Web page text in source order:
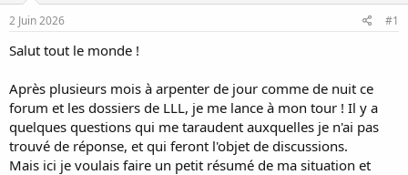
e
p
b
2 Juin 2026 #1
Salut tout le monde !
Après plusieurs mois à arpenter de jour comme de nuit ce
forum et les dossiers de LLL, je me lance à mon tour ! Il y a
quelques questions qui me taraudent auxquelles je n'ai pas
trouvé de réponse, et qui feront l'objet de discussions.
Mais ici je voulais faire un petit résumé de ma situation et